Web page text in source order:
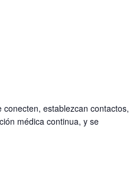
establezcan contactos,
médica continua, y se